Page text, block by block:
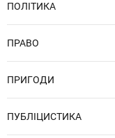
ПОЛІТИКА
ПРАВО
ПРИГОДИ
ПУБЛІЦИСТИКА